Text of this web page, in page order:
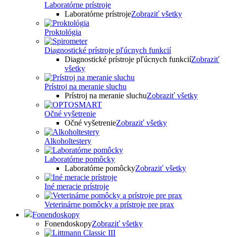
Laboratórne prístroje
Laboratórne prístrojeZobraziť všetky
Proktológia
Diagnostické prístroje pľúcnych funkcií
Diagnostické prístroje pľúcnych funkciíZobraziť
všetky
Prístroj na meranie sluchu
Prístroj na meranie sluchuZobraziť všetky
Očné vyšetrenie
Očné vyšetrenieZobraziť všetky
Alkoholtestery
Laboratórne pomôcky
Laboratórne pomôckyZobraziť všetky
Iné meracie prístroje
Veterinárne pomôcky a prístroje pre prax
Fonendoskopy
FonendoskopyZobraziť všetky